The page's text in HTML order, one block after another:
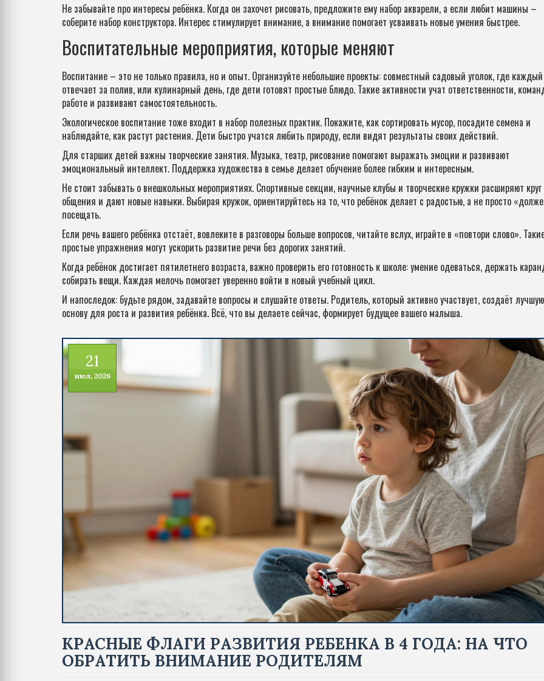
Не забывайте про интересы ребёнка. Когда он захочет рисовать, предложите ему набор акварели, а если любит машины –
соберите набор конструктора. Интерес стимулирует внимание, а внимание помогает усваивать новые умения быстрее.
Воспитательные мероприятия, которые меняют
Воспитание – это не только правила, но и опыт. Организуйте небольшие проекты: совместный садовый уголок, где каждый
отвечает за полив, или кулинарный день, где дети готовят простые блюдо. Такие активности учат ответственности,
работе и развивают самостоятельность.
Экологическое воспитание тоже входит в набор полезных практик. Покажите, как сортировать мусор, посадите семена и
наблюдайте, как растут растения. Дети быстро учатся любить природу, если видят результаты своих действий.
Для старших детей важны творческие занятия. Музыка, театр, рисование помогают выражать эмоции и развивают
эмоциональный интеллект. Поддержка художества в семье делает обучение более гибким и интересным.
Не стоит забывать о внешкольных мероприятиях. Спортивные секции, научные клубы и творческие кружки расширяют круг
общения и дают новые навыки. Выбирая кружок, ориентируйтесь на то, что ребёнок делает с радостью, а не просто
посещать.
Если речь вашего ребёнка отстаёт, вовлеките в разговоры больше вопросов, читайте вслух, играйте в «повтори слово».
простые упражнения могут ускорить развитие речи без дорогих занятий.
Когда ребёнок достигает пятилетнего возраста, важно проверить его готовность к школе: умение одеваться, держать
собирать вещи. Каждая мелочь помогает уверенно войти в новый учебный цикл.
И напоследок: будьте рядом, задавайте вопросы и слушайте ответы. Родитель, который активно участвует, создаёт лучшую
основу для роста и развития ребёнка. Всё, что вы делаете сейчас, формирует будущее вашего малыша.
21
июл, 2026
КРАСНЫЕ ФЛАГИ РАЗВИТИЯ РЕБЕНКА В 4 ГОДА: НА ЧТО
ОБРАТИТЬ ВНИМАНИЕ РОДИТЕЛЯМ